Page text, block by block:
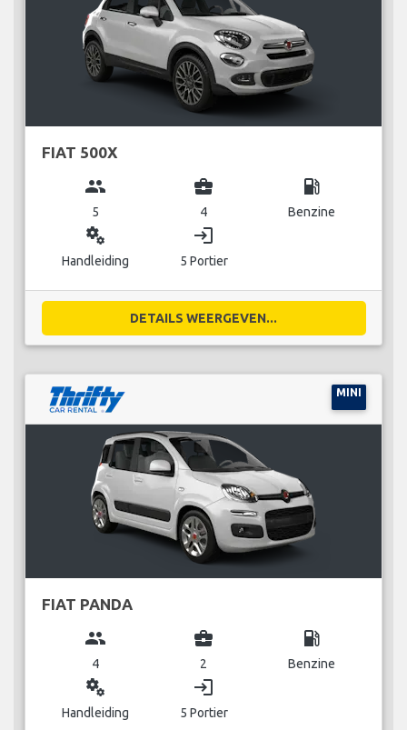
FIAT 500X
group
5
business_center
4
local_gas_station
Benzine
miscellaneous_services
Handleiding
login
5 Portier
DETAILS WEERGEVEN...
MINI
FIAT PANDA
group
4
business_center
2
local_gas_station
Benzine
miscellaneous_services
Handleiding
login
5 Portier